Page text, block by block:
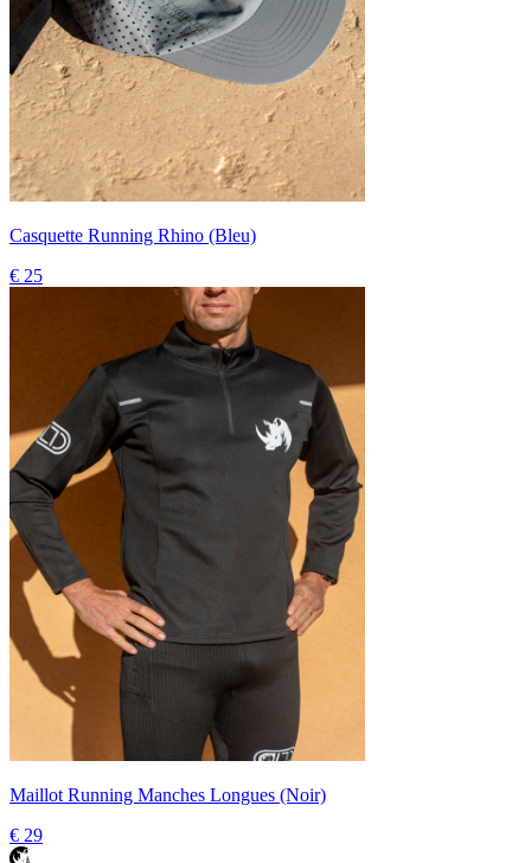
Casquette Running Rhino (Bleu)
€ 25
Maillot Running Manches Longues (Noir)
€ 29